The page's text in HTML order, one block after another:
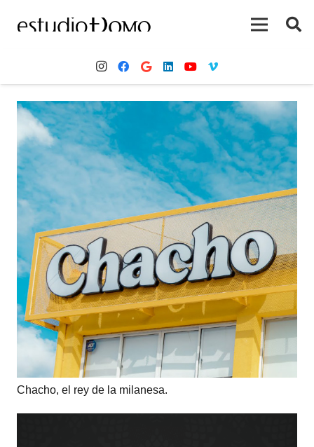
Chacho, el rey de la milanesa.